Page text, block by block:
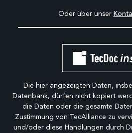
Oder über unser
Die hier angezeigten Daten,
Datenbank, dürfen nicht kopiert
die Daten oder die gesamte
Zustimmung von TecAlliance zu
und/oder diese Handlungen durch